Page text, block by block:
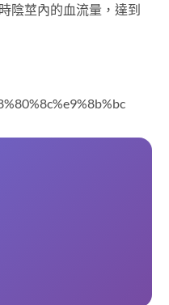
陰莖內的血流量，達到